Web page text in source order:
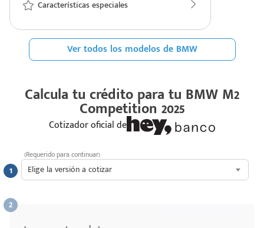
Características especiales
Ver todos los modelos de BMW
Calcula tu crédito para tu BMW M2
Competition 2025
Cotizador oficial de
Elige la versión a cotizar
(Requerido para continuar)